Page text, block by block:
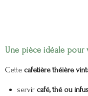
Une pièce idéale
Cette cafetière théière
servir café, thé ou